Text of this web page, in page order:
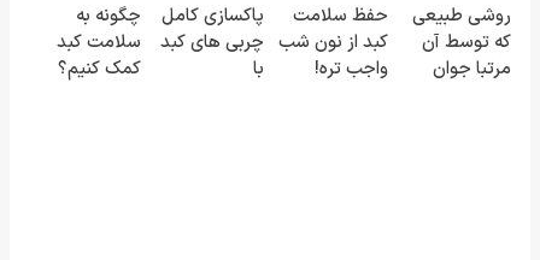
ویژه
(پرسش‌نامه)
کبد55%تخفیف
روشی طبیعی
که توسط آن
مرتبا جوان
حفظ سلامت
کبد از نون شب
واجب تره!
پاکسازی کامل
چربی های کبد
با
چگونه به
سلامت کبد
کمک کنیم؟